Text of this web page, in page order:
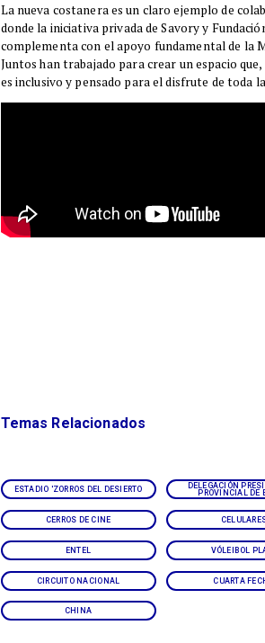
​La nueva costanera es un claro ejemplo de
donde la iniciativa privada de Savory y
complementa con el apoyo fundamental de la
Juntos han trabajado para crear un espacio
es inclusivo y pensado para el disfrute de toda
ESTADIO 'ZORROS DEL DESIERTO
DELEGACIÓN
PROVINCIAL DE
CERROS DE CINE
ENTEL VÓLEIBOL
CIRCUITO NACIONAL CUARTA
CHINA
Temas Relacionados